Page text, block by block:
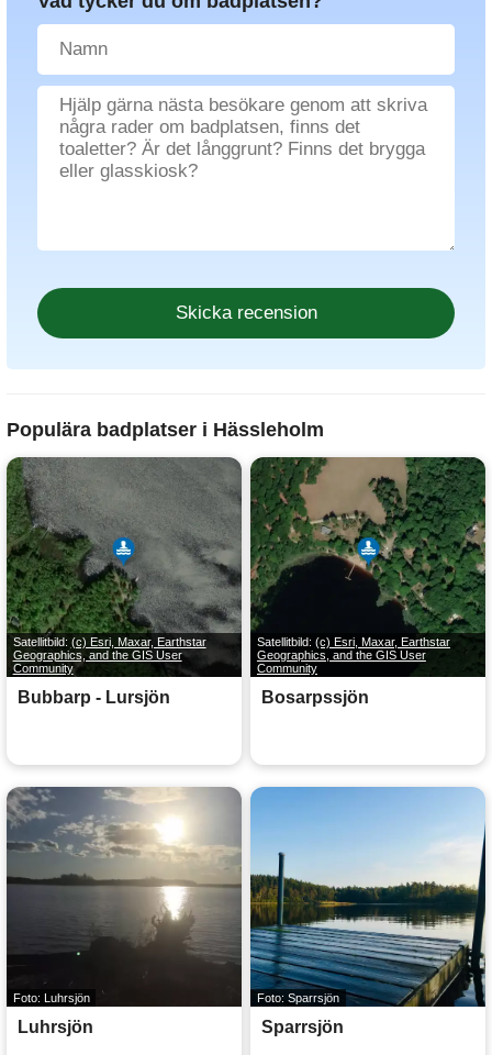
Populära badplatser i Hässleholm
Satellitbild: (c) Esri, Maxar, Earthstar
Geographics, and the GIS User
Community
Bubbarp - Lursjön
Satellitbild: (c) Esri, Maxar, Earthstar
Geographics, and the GIS User
Community
Bosarpssjön
Foto: Luhrsjön
Luhrsjön
Foto: Sparrsjön
Sparrsjön